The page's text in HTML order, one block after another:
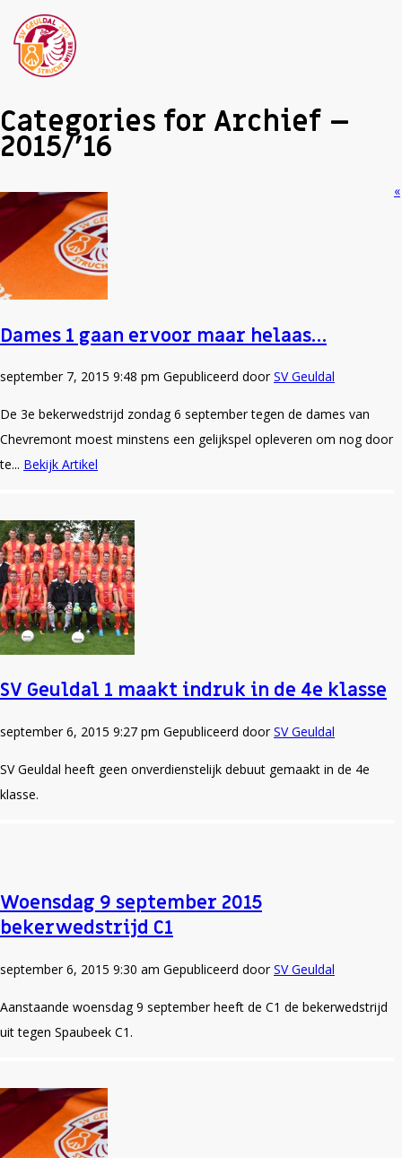
Categories for Archief –
2015/’16
Dames 1 gaan ervoor maar helaas…
september 7, 2015 9:48 pm Gepubliceerd doorSV Geuldal
De 3e bekerwedstrijd zondag 6 september tegen de dames van
Chevremont moest minstens een gelijkspel opleveren om nog door
te... Bekijk Artikel
SV Geuldal 1 maakt indruk in de 4e klasse
september 6, 2015 9:27 pm Gepubliceerd doorSV Geuldal
SV Geuldal heeft geen onverdienstelijk debuut gemaakt in de 4e
klasse.
Woensdag 9 september 2015
bekerwedstrijd C1
september 6, 2015 9:30 am Gepubliceerd doorSV Geuldal
Aanstaande woensdag 9 september heeft de C1 de bekerwedstrijd
uit tegen Spaubeek C1.
«